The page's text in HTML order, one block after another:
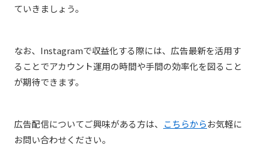
ていきましょう。
なお、Instagramで収益化する際には、広告最新を活用す
ることでアカウント運用の時間や手間の効率化を図ること
が期待できます。
広告配信についてご興味がある方は、 こちらからお気軽に
お問い合わせください。